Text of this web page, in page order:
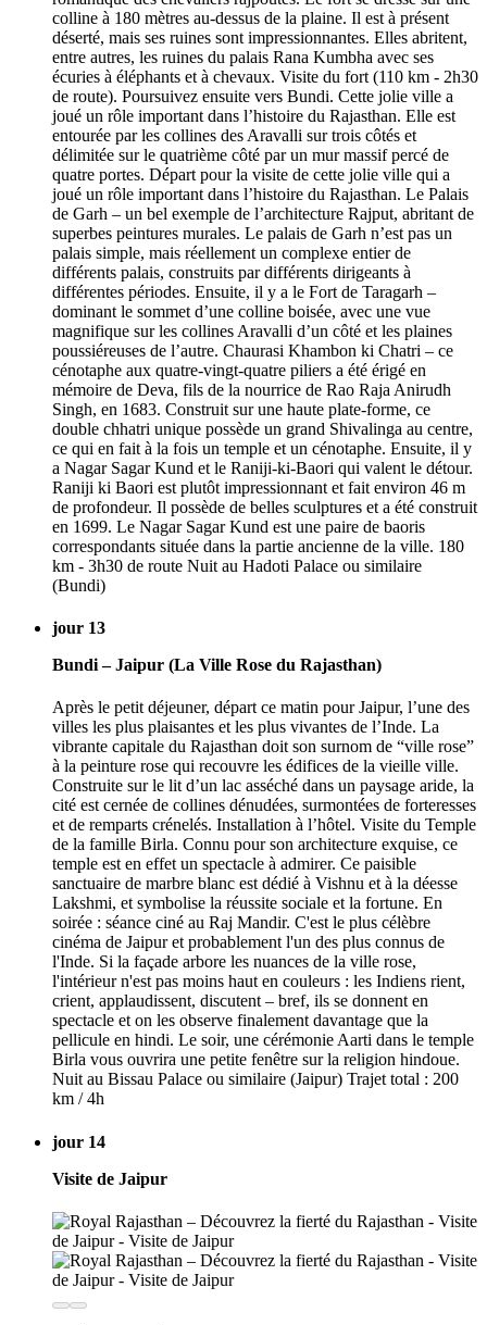
colline à 180 mètres au-dessus de la plaine. Il est à présent
déserté, mais ses ruines sont impressionnantes. Elles abritent,
entre autres, les ruines du palais Rana Kumbha avec ses
écuries à éléphants et à chevaux. Visite du fort (110 km - 2h30
de route). Poursuivez ensuite vers Bundi. Cette jolie ville a
joué un rôle important dans l’histoire du Rajasthan. Elle est
entourée par les collines des Aravalli sur trois côtés et
délimitée sur le quatrième côté par un mur massif percé de
quatre portes. Départ pour la visite de cette jolie ville qui a
joué un rôle important dans l’histoire du Rajasthan. Le Palais
de Garh – un bel exemple de l’architecture Rajput, abritant de
superbes peintures murales. Le palais de Garh n’est pas un
palais simple, mais réellement un complexe entier de
différents palais, construits par différents dirigeants à
différentes périodes. Ensuite, il y a le Fort de Taragarh –
dominant le sommet d’une colline boisée, avec une vue
magnifique sur les collines Aravalli d’un côté et les plaines
poussiéreuses de l’autre. Chaurasi Khambon ki Chatri – ce
cénotaphe aux quatre-vingt-quatre piliers a été érigé en
mémoire de Deva, fils de la nourrice de Rao Raja Anirudh
Singh, en 1683. Construit sur une haute plate-forme, ce
double chhatri unique possède un grand Shivalinga au centre,
ce qui en fait à la fois un temple et un cénotaphe. Ensuite, il y
a Nagar Sagar Kund et le Raniji-ki-Baori qui valent le détour.
Raniji ki Baori est plutôt impressionnant et fait environ 46 m
de profondeur. Il possède de belles sculptures et a été construit
en 1699. Le Nagar Sagar Kund est une paire de baoris
correspondants située dans la partie ancienne de la ville. 180
km - 3h30 de route Nuit au Hadoti Palace ou similaire
(Bundi)
jour 13
Bundi – Jaipur (La Ville Rose du Rajasthan)
Après le petit déjeuner, départ ce matin pour Jaipur, l’une des
villes les plus plaisantes et les plus vivantes de l’Inde. La
vibrante capitale du Rajasthan doit son surnom de “ville rose”
à la peinture rose qui recouvre les édifices de la vieille ville.
Construite sur le lit d’un lac asséché dans un paysage aride, la
cité est cernée de collines dénudées, surmontées de forteresses
et de remparts crénelés. Installation à l’hôtel. Visite du Temple
de la famille Birla. Connu pour son architecture exquise, ce
temple est en effet un spectacle à admirer. Ce paisible
sanctuaire de marbre blanc est dédié à Vishnu et à la déesse
Lakshmi, et symbolise la réussite sociale et la fortune. En
soirée : séance ciné au Raj Mandir. C'est le plus célèbre
cinéma de Jaipur et probablement l'un des plus connus de
l'Inde. Si la façade arbore les nuances de la ville rose,
l'intérieur n'est pas moins haut en couleurs : les Indiens rient,
crient, applaudissent, discutent – bref, ils se donnent en
spectacle et on les observe finalement davantage que la
pellicule en hindi. Le soir, une cérémonie Aarti dans le temple
Birla vous ouvrira une petite fenêtre sur la religion hindoue.
Nuit au Bissau Palace ou similaire (Jaipur) Trajet total : 200
km / 4h
jour 14
Visite de Jaipur